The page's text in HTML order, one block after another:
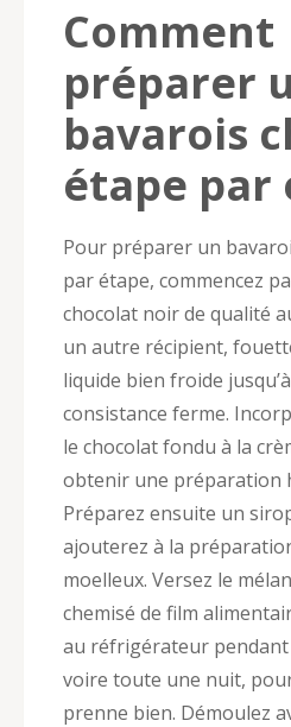
Comment
préparer
bavarois
étape par
Pour préparer un
par étape, commencez
chocolat noir de qualité
un autre récipient,
liquide bien froide
consistance ferme.
le chocolat fondu à la
obtenir une préparation
Préparez ensuite un
ajouterez à la
moelleux. Versez le
chemisé de film
au réfrigérateur
voire toute une nuit,
prenne bien. Démoulez